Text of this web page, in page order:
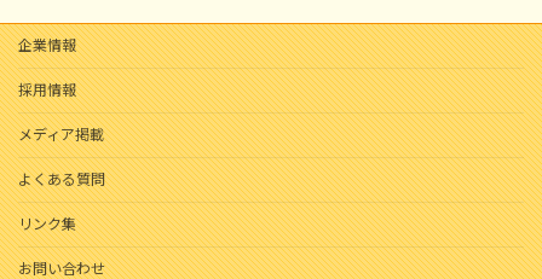
企業情報
採用情報
メディア掲載
よくある質問
リンク集
お問い合わせ